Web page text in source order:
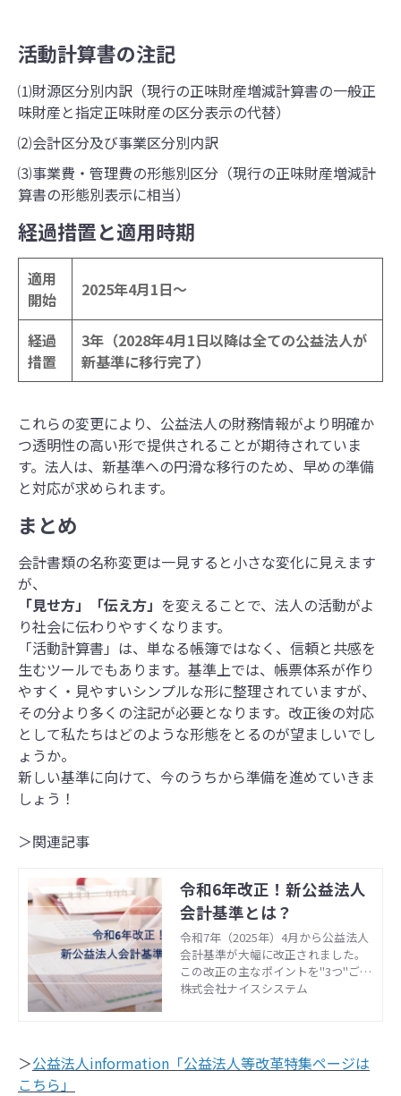
活動計算書の注記
⑴財源区分別内訳（現行の正味財産増減計算書の一般正
味財産と指定正味財産の区分表示の代替）
⑵会計区分及び事業区分別内訳
⑶事業費・管理費の形態別区分（現行の正味財産増減計
算書の形態別表示に相当）
経過措置と適用時期
適用
開始
2025年4月1日～
経過
措置
3年（2028年4月1日以降は全ての公益法人が
新基準に移行完了）
これらの変更により、公益法人の財務情報がより明確か
つ透明性の高い形で提供されることが期待されていま
す。法人は、新基準への円滑な移行のため、早めの準備
と対応が求められます。
まとめ
会計書類の名称変更は一見すると小さな変化に見えます
が、
「見せ方」「伝え方」 を変えることで、法人の活動がよ
り社会に伝わりやすくなります。
「活動計算書」は、単なる帳簿ではなく、信頼と共感を
生むツールでもあります。基準上では、帳票体系が作り
やすく・見やすいシンプルな形に整理されていますが、
その分より多くの注記が必要となります。改正後の対応
として私たちはどのような形態をとるのが望ましいでし
ょうか。
新しい基準に向けて、今のうちから準備を進めていきま
しょう！
＞関連記事
令和6年改正！新公益法人
会計基準とは？
令和7年（2025年）4月から公益法人
会計基準が大幅に改正されました。
この改正の主なポイントを"3つ"ご紹
介します！
株式会社ナイスシステム
＞公益法人information「公益法人等改革特集ページは
こちら」